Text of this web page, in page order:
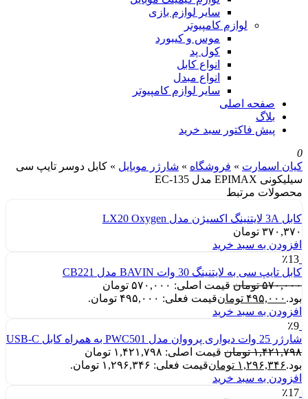
سایر لوازم بازی
لوازم کامپیوتر
موس و کیبورد
کول پد
انواع کابل
انواع مبدل
سایر لوازم کامپیوتر
صفحه اصلی
بلاگ
پیش فاکتور سبد خرید
0
کیان اسمارت » فروشگاه » شارژر موبایل » کابل دوسر تایپ سی
سیلیکونی EPIMAX مدل EC-135
محصولات مرتبط
کابل 3A لایتنینگ اکسیژن مدل LX20 Oxygen
۳۷۰,۳۷۰ تومان
افزودن به سبد خرید
٪13
کابل تایپ سی به لایتنینگ 30 وات BAVIN مدل CB221
۵۷۰,۰۰۰ تومان
قیمت اصلی: ۵۷۰,۰۰۰ تومان
بود. ۴۹۵,۰۰۰ تومانقیمت فعلی: ۴۹۵,۰۰۰ تومان.
افزودن به سبد خرید
٪9
شارژر 25 وات دیواری پرووان مدل PWC501 به همراه کابل USB-C
۱,۴۲۱,۷۹۸ تومان
قیمت اصلی: ۱,۴۲۱,۷۹۸ تومان
بود.۱,۲۹۶,۳۴۶ تومانقیمت فعلی: ۱,۲۹۶,۳۴۶ تومان.
افزودن به سبد خرید
٪17